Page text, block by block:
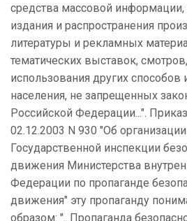
средства массовой
издания и распространения
литературы и рекламных
тематических выставок,
использования других
населения, не запрещенных
Российской Федерации...".
02.12.2003 N 930 "Об
Государственной инспекции
движения Министерства
Федерации по пропаганде
движения" эту пропаганду
образом: "...Пропаганда